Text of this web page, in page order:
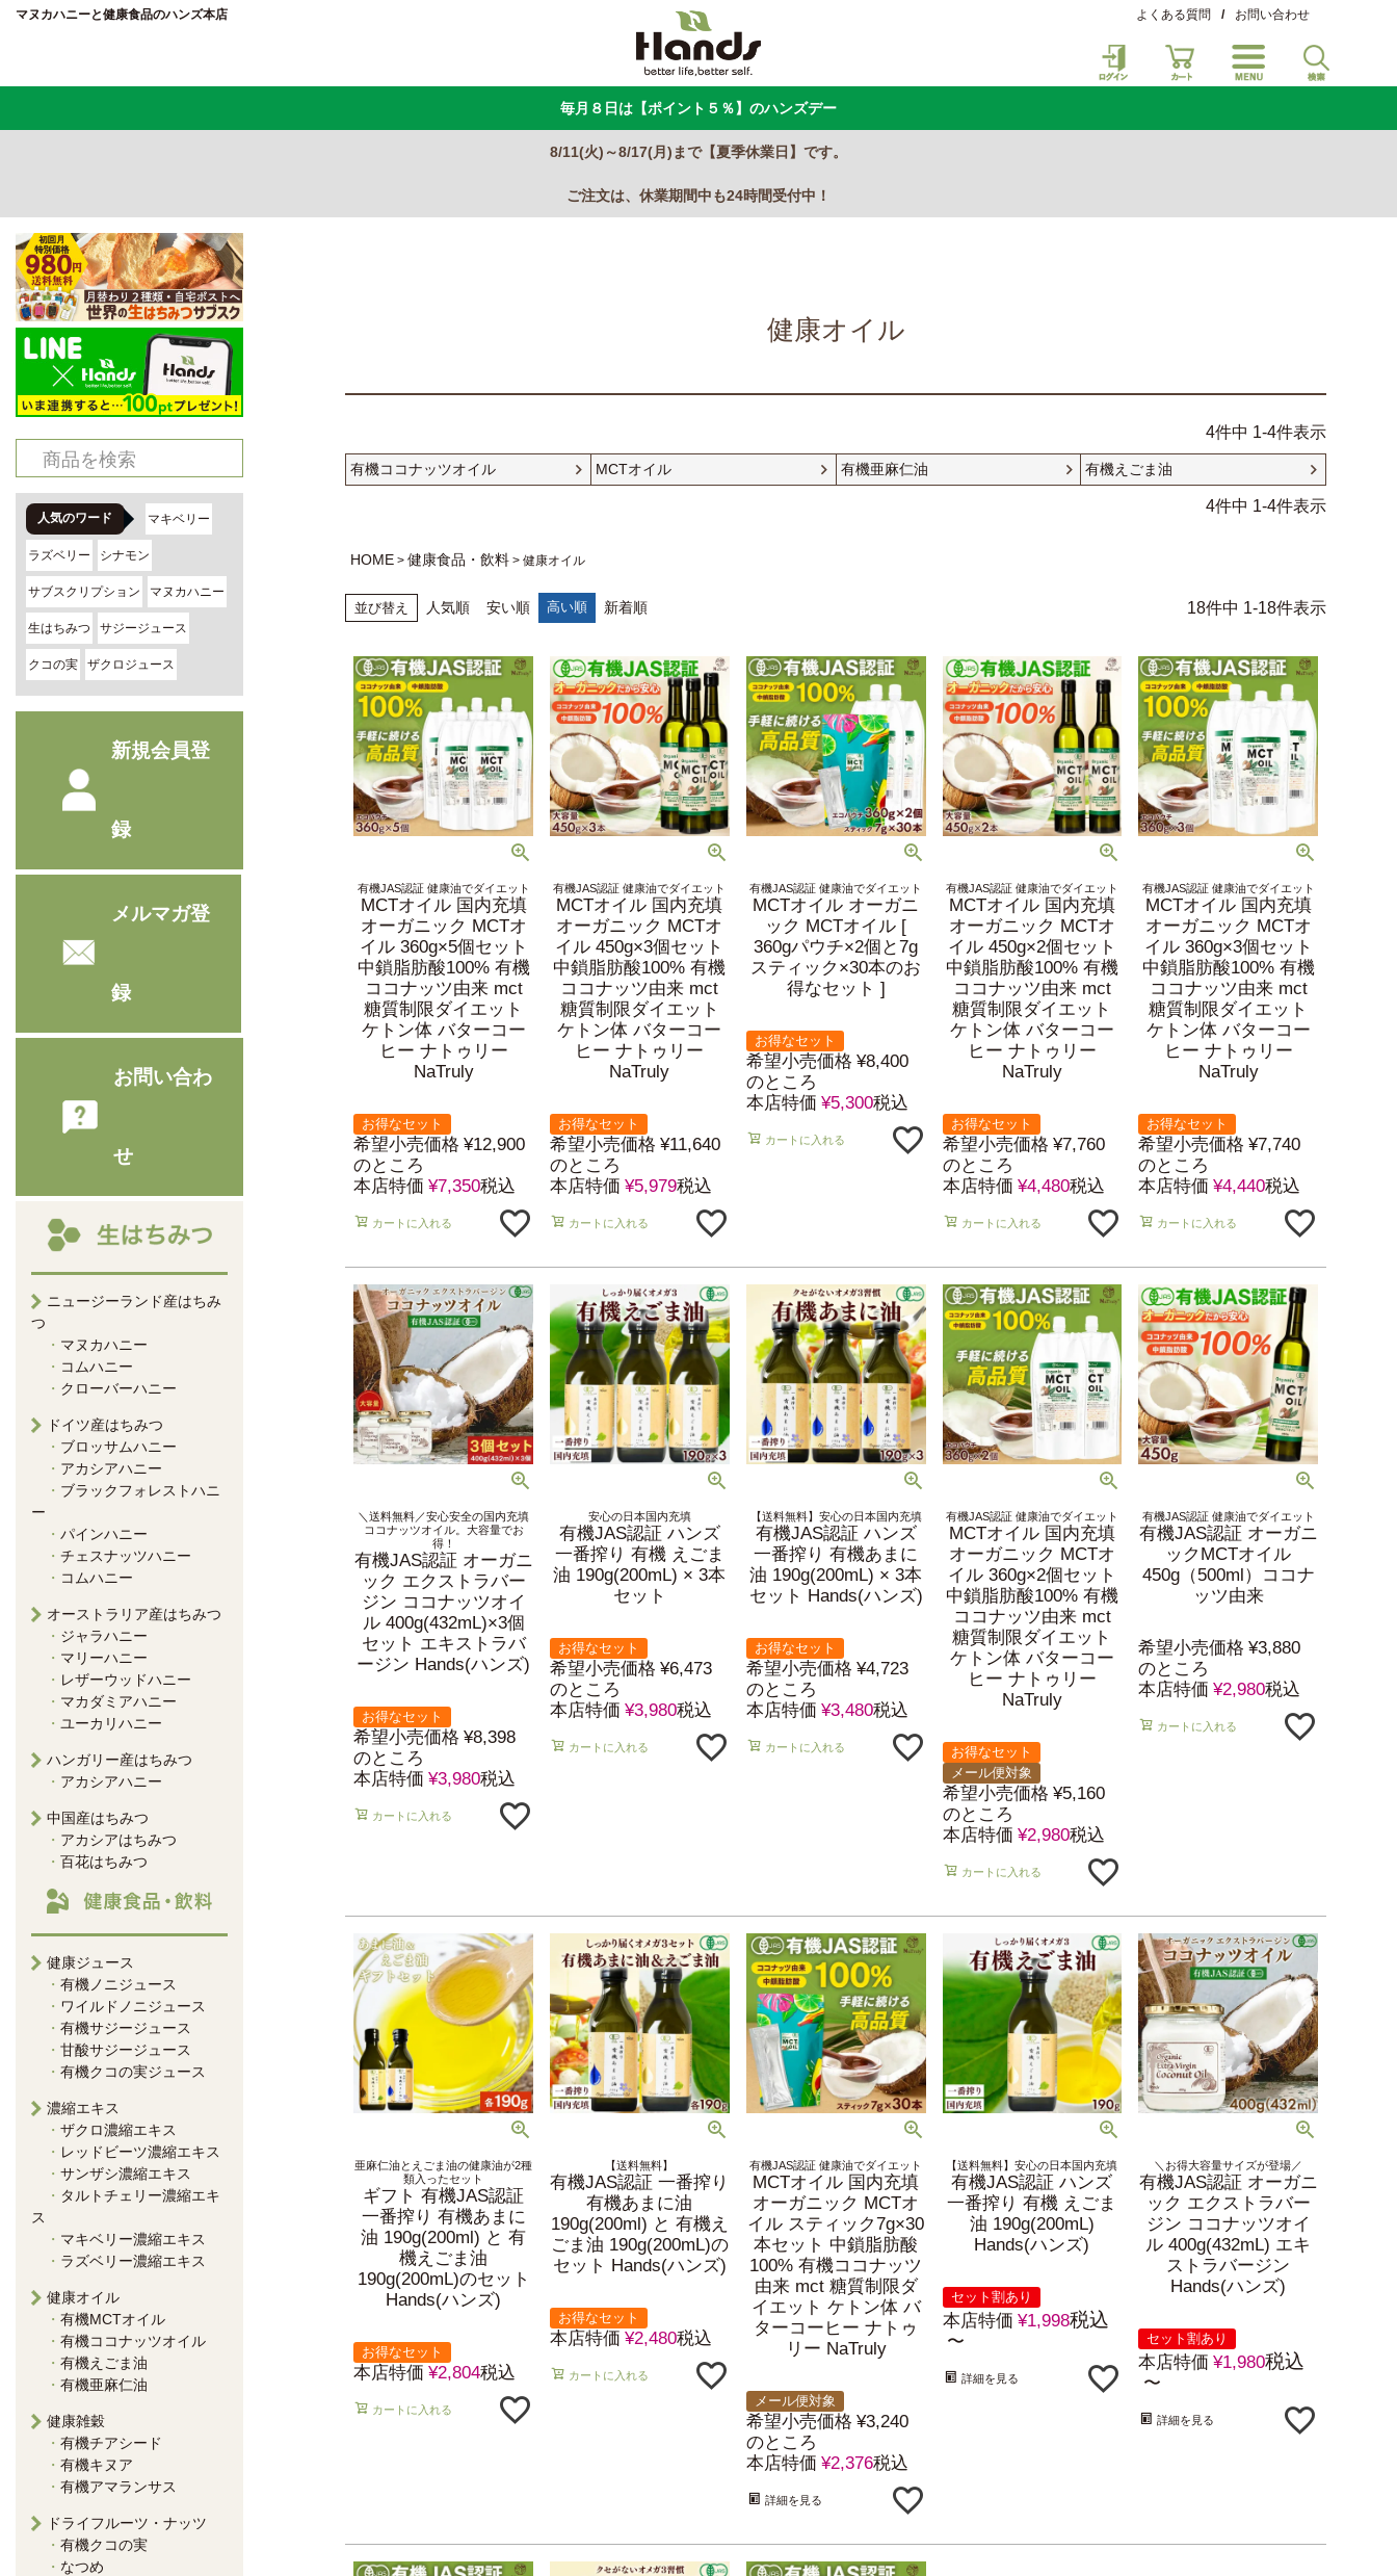
マヌカハニーと健康食品のハンズ本店 よくある質問 / お問い合わせ
毎月８日は【ポイント５％】のハンズデー
8/11(火)～8/17(月)まで【夏季休業日】です。
ご注文は、休業期間中も24時間受付中！
人気のワード マキベリー
ラズベリー シナモン
サブスクリプション マヌカハニー
生はちみつ サジージュース
クコの実 ザクロジュース
新規会員登
録
メルマガ登
録
お問い合わ
せ
ニュージーランド産はちみ
つ
マヌカハニー
コムハニー
クローバーハニー
ドイツ産はちみつ
ブロッサムハニー
アカシアハニー
ブラックフォレストハニ
ー
パインハニー
チェスナッツハニー
コムハニー
オーストラリア産はちみつ
ジャラハニー
マリーハニー
レザーウッドハニー
マカダミアハニー
ユーカリハニー
ハンガリー産はちみつ
アカシアハニー
中国産はちみつ
アカシアはちみつ
百花はちみつ
健康ジュース
有機ノニジュース
ワイルドノニジュース
有機サジージュース
甘酸サジージュース
有機クコの実ジュース
濃縮エキス
ザクロ濃縮エキス
レッドビーツ濃縮エキス
サンザシ濃縮エキス
タルトチェリー濃縮エキ
ス
マキベリー濃縮エキス
ラズベリー濃縮エキス
健康オイル
有機MCTオイル
有機ココナッツオイル
有機えごま油
有機亜麻仁油
健康雑穀
有機チアシード
有機キヌア
有機アマランサス
ドライフルーツ・ナッツ
有機クコの実
なつめ
健康オイル
4件中 1-4件表示
有機ココナッツオイル MCTオイル 有機亜麻仁油 有機えごま油
4件中 1-4件表示
HOME 健康食品・飲料 健康オイル
並び替え 人気順 安い順 高い順 新着順 18件中 1-18件表示
有機JAS認証 健康油でダイエット
MCTオイル 国内充填
オーガニック MCTオ
イル 360g×5個セット
中鎖脂肪酸100% 有機
ココナッツ由来 mct
糖質制限ダイエット
ケトン体 バターコー
ヒー ナトゥリー
NaTruly
お得なセット
希望小売価格 ¥12,900
のところ
本店特価 ¥7,350税込
カートに入れる
有機JAS認証 健康油でダイエット
MCTオイル 国内充填
オーガニック MCTオ
イル 450g×3個セット
中鎖脂肪酸100% 有機
ココナッツ由来 mct
糖質制限ダイエット
ケトン体 バターコー
ヒー ナトゥリー
NaTruly
お得なセット
希望小売価格 ¥11,640
のところ
本店特価 ¥5,979税込
カートに入れる
有機JAS認証 健康油でダイエット
MCTオイル オーガニ
ック MCTオイル [
360gパウチ×2個と7g
スティック×30本のお
得なセット ]
お得なセット
希望小売価格 ¥8,400
のところ
本店特価 ¥5,300税込
カートに入れる
有機JAS認証 健康油でダイエット
MCTオイル 国内充填
オーガニック MCTオ
イル 450g×2個セット
中鎖脂肪酸100% 有機
ココナッツ由来 mct
糖質制限ダイエット
ケトン体 バターコー
ヒー ナトゥリー
NaTruly
お得なセット
希望小売価格 ¥7,760
のところ
本店特価 ¥4,480税込
カートに入れる
有機JAS認証 健康油でダイエット
MCTオイル 国内充填
オーガニック MCTオ
イル 360g×3個セット
中鎖脂肪酸100% 有機
ココナッツ由来 mct
糖質制限ダイエット
ケトン体 バターコー
ヒー ナトゥリー
NaTruly
お得なセット
希望小売価格 ¥7,740
のところ
本店特価 ¥4,440税込
カートに入れる
＼送料無料／安心安全の国内充填
ココナッツオイル。大容量でお
得！
有機JAS認証 オーガニ
ック エクストラバー
ジン ココナッツオイ
ル 400g(432mL)×3個
セット エキストラバ
ージン Hands(ハンズ)
お得なセット
希望小売価格 ¥8,398
のところ
本店特価 ¥3,980税込
カートに入れる
安心の日本国内充填
有機JAS認証 ハンズ
一番搾り 有機 えごま
油 190g(200mL) × 3本
セット
お得なセット
希望小売価格 ¥6,473
のところ
本店特価 ¥3,980税込
カートに入れる
【送料無料】安心の日本国内充填
有機JAS認証 ハンズ
一番搾り 有機あまに
油 190g(200mL) × 3本
セット Hands(ハンズ)
お得なセット
希望小売価格 ¥4,723
のところ
本店特価 ¥3,480税込
カートに入れる
有機JAS認証 健康油でダイエット
MCTオイル 国内充填
オーガニック MCTオ
イル 360g×2個セット
中鎖脂肪酸100% 有機
ココナッツ由来 mct
糖質制限ダイエット
ケトン体 バターコー
ヒー ナトゥリー
NaTruly
お得なセット
メール便対象
希望小売価格 ¥5,160
のところ
本店特価 ¥2,980税込
カートに入れる
有機JAS認証 健康油でダイエット
有機JAS認証 オーガニ
ックMCTオイル
450g（500ml）ココナ
ッツ由来
希望小売価格 ¥3,880
のところ
本店特価 ¥2,980税込
カートに入れる
亜麻仁油とえごま油の健康油が2種
類入ったセット
ギフト 有機JAS認証
一番搾り 有機あまに
油 190g(200ml) と 有
機えごま油
190g(200mL)のセット
Hands(ハンズ)
お得なセット
本店特価 ¥2,804税込
カートに入れる
【送料無料】
有機JAS認証 一番搾り
有機あまに油
190g(200ml) と 有機え
ごま油 190g(200mL)の
セット Hands(ハンズ)
お得なセット
本店特価 ¥2,480税込
カートに入れる
有機JAS認証 健康油でダイエット
MCTオイル 国内充填
オーガニック MCTオ
イル スティック7g×30
本セット 中鎖脂肪酸
100% 有機ココナッツ
由来 mct 糖質制限ダ
イエット ケトン体 バ
ターコーヒー ナトゥ
リー NaTruly
メール便対象
希望小売価格 ¥3,240
のところ
本店特価 ¥2,376税込
詳細を見る
【送料無料】安心の日本国内充填
有機JAS認証 ハンズ
一番搾り 有機 えごま
油 190g(200mL)
Hands(ハンズ)
セット割あり
本店特価 ¥1,998税込
〜
詳細を見る
＼お得大容量サイズが登場／
有機JAS認証 オーガニ
ック エクストラバー
ジン ココナッツオイ
ル 400g(432mL) エキ
ストラバージン
Hands(ハンズ)
セット割あり
本店特価 ¥1,980税込
〜
詳細を見る